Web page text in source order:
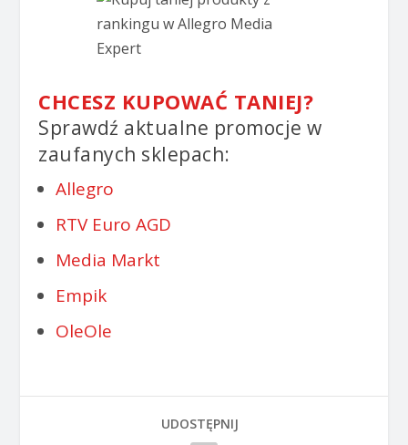
CHCESZ KUPOWAĆ TANIEJ?
Sprawdź aktualne promocje w
zaufanych sklepach:
Allegro
RTV Euro AGD
Media Markt
Empik
OleOle
UDOSTĘPNIJ